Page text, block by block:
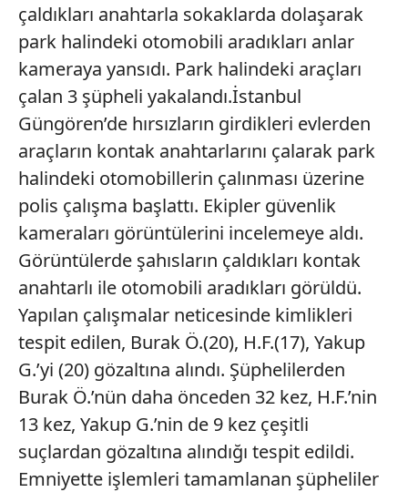
çaldıkları anahtarla sokaklarda dolaşarak
park halindeki otomobili aradıkları anlar
kameraya yansıdı. Park halindeki araçları
çalan 3 şüpheli yakalandı.İstanbul
Güngören’de hırsızların girdikleri evlerden
araçların kontak anahtarlarını çalarak park
halindeki otomobillerin çalınması üzerine
polis çalışma başlattı. Ekipler güvenlik
kameraları görüntülerini incelemeye aldı.
Görüntülerde şahısların çaldıkları kontak
anahtarlı ile otomobili aradıkları görüldü.
Yapılan çalışmalar neticesinde kimlikleri
tespit edilen, Burak Ö.(20), H.F.(17), Yakup
G.’yi (20) gözaltına alındı. Şüphelilerden
Burak Ö.’nün daha önceden 32 kez, H.F.’nin
13 kez, Yakup G.’nin de 9 kez çeşitli
suçlardan gözaltına alındığı tespit edildi.
Emniyette işlemleri tamamlanan şüpheliler